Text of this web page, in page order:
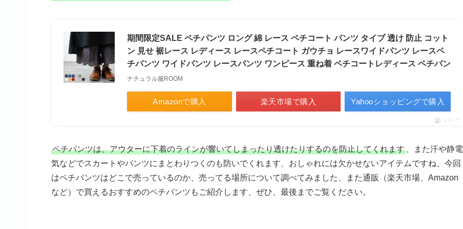
期間限定SALE ペチパンツ ロング 綿 レース ペチコート パンツ タイプ 透け 防止 コット
ン 見せ 裾レース レディース レースペチコート ガウチョ レースワイドパンツ レースペ
チパンツ ワイドパンツ レースパンツ ワンピース 重ね着 ペチコートレディース ペチパン
ナチュラル服ROOM
Amazonで購入 楽天市場で購入 Yahooショッピングで購入
ポチップ
ペチパンツは、アウターに下着のラインが響いてしまったり透けたりするのを防止してくれます
、また汗や静電
気などでスカートやパンツにまとわりつくのも防いでくれます、おしゃれには欠かせないアイテムですね、今回
はペチパンツはどこで売っているのか、売ってる場所について調べてみました、また通販（楽天市場、Amazon
など）で買えるおすすめのペチパンツもご紹介します、ぜひ、最後までご覧ください。